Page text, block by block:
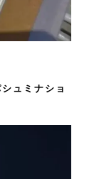
ュミナショ